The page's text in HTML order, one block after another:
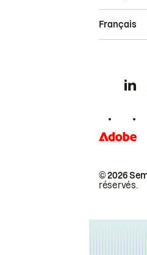
© 2026
réservés.
Français